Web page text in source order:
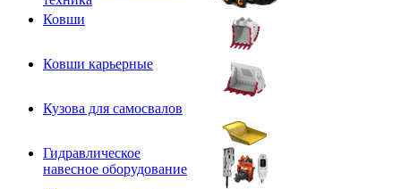
Ковши
Ковши карьерные
Кузова для самосвалов
Гидравлическое
навесное оборудование